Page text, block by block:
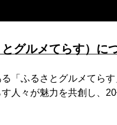
グルメてらす）に
「ふるさとグルメてら
人々が魅力を共創し、